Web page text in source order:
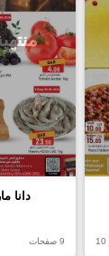
دانا
9 صفحات